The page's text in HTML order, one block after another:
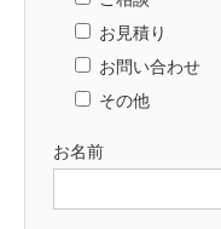
お見積り
お問い合わせ
その他
お名前